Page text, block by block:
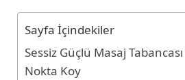
Sayfa İçindekiler
Sessiz Güçlü Masaj
Nokta Koy